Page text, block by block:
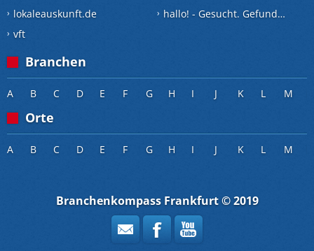
lokaleauskunft.de hallo! - Gesucht. Gefunden.
vft
Branchen
A B C D E F G H I J K L M
Orte
A B C D E F G H I J K L M
Branchenkompass Frankfurt © 2019